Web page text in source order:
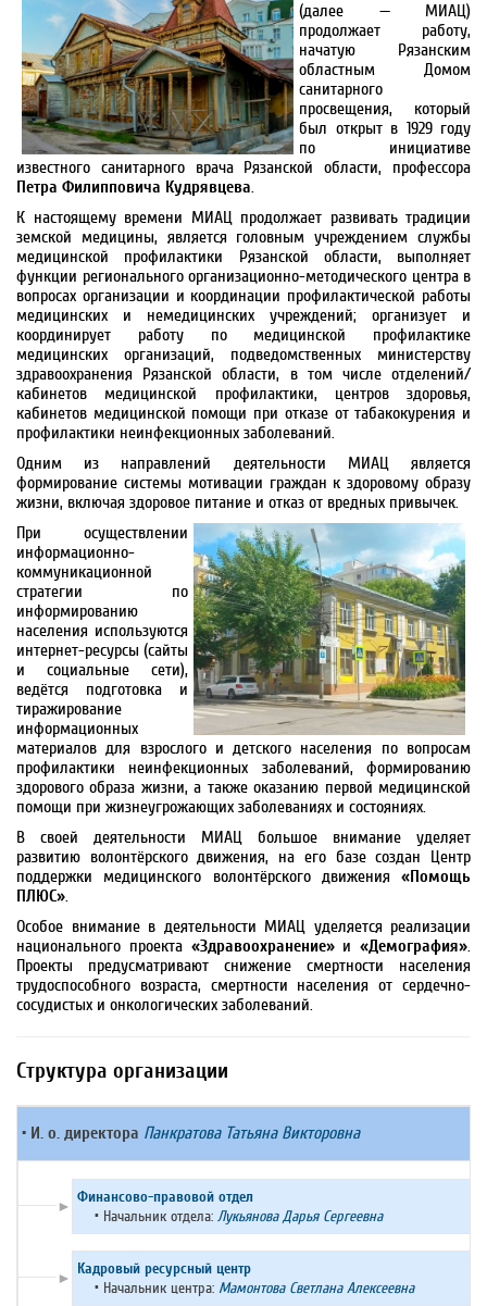
(далее — МИАЦ)
продолжает работу,
начатую Рязанским
областным Домом
санитарного
просвещения, который
был открыт в 1929 году
по инициативе
известного санитарного врача Рязанской области, профессора
Петра Филипповича Кудрявцева.
К настоящему времени МИАЦ продолжает развивать традиции
земской медицины, является головным учреждением службы
медицинской профилактики Рязанской области, выполняет
функции регионального организационно-методического центра в
вопросах организации и координации профилактической работы
медицинских и немедицинских учреждений; организует и
координирует работу по медицинской профилактике
медицинских организаций, подведомственных министерству
здравоохранения Рязанской области, в том числе отделений/
кабинетов медицинской профилактики, центров здоровья,
кабинетов медицинской помощи при отказе от табакокурения и
профилактики неинфекционных заболеваний.
Одним из направлений деятельности МИАЦ является
формирование системы мотивации граждан к здоровому образу
жизни, включая здоровое питание и отказ от вредных привычек.
При осуществлении
информационно-
коммуникационной
стратегии по
информированию
населения используются
интернет-ресурсы (сайты
и социальные сети),
ведётся подготовка и
тиражирование
информационных
материалов для взрослого и детского населения по вопросам
профилактики неинфекционных заболеваний, формированию
здорового образа жизни, а также оказанию первой медицинской
помощи при жизнеугрожающих заболеваниях и состояниях.
В своей деятельности МИАЦ большое внимание уделяет
развитию волонтёрского движения, на его базе создан Центр
поддержки медицинского волонтёрского движения «Помощь
ПЛЮС».
Особое внимание в деятельности МИАЦ уделяется реализации
национального проекта «Здравоохранение»и «Демография».
Проекты предусматривают снижение смертности населения
трудоспособного возраста, смертности населения от сердечно-
сосудистых и онкологических заболеваний.
Структура организации
• И. о. директора Панкратова Татьяна Викторовна
►
Финансово-правовой отдел
• Начальник отдела: Лукьянова Дарья Сергеевна
►
Кадровый ресурсный центр
• Начальник центра: Мамонтова Светлана Алексеевна